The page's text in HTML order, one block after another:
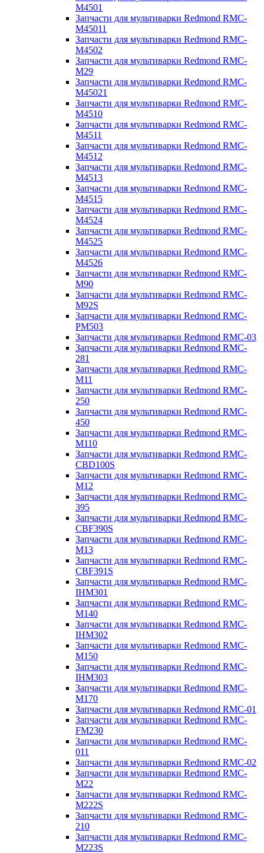
M4501
Запчасти для мультиварки Redmond RMC-
M45011
Запчасти для мультиварки Redmond RMC-
M4502
Запчасти для мультиварки Redmond RMC-
M29
Запчасти для мультиварки Redmond RMC-
M45021
Запчасти для мультиварки Redmond RMC-
M4510
Запчасти для мультиварки Redmond RMC-
M4511
Запчасти для мультиварки Redmond RMC-
M4512
Запчасти для мультиварки Redmond RMC-
M4513
Запчасти для мультиварки Redmond RMC-
M4515
Запчасти для мультиварки Redmond RMC-
M4524
Запчасти для мультиварки Redmond RMC-
M4525
Запчасти для мультиварки Redmond RMC-
M4526
Запчасти для мультиварки Redmond RMC-
M90
Запчасти для мультиварки Redmond RMC-
M92S
Запчасти для мультиварки Redmond RMC-
PM503
Запчасти для мультиварки Redmond RMC-03
Запчасти для мультиварки Redmond RMC-
281
Запчасти для мультиварки Redmond RMC-
M11
Запчасти для мультиварки Redmond RMC-
250
Запчасти для мультиварки Redmond RMC-
450
Запчасти для мультиварки Redmond RMC-
M110
Запчасти для мультиварки Redmond RMC-
CBD100S
Запчасти для мультиварки Redmond RMC-
M12
Запчасти для мультиварки Redmond RMC-
395
Запчасти для мультиварки Redmond RMC-
CBF390S
Запчасти для мультиварки Redmond RMC-
M13
Запчасти для мультиварки Redmond RMC-
CBF391S
Запчасти для мультиварки Redmond RMC-
IHM301
Запчасти для мультиварки Redmond RMC-
M140
Запчасти для мультиварки Redmond RMC-
IHM302
Запчасти для мультиварки Redmond RMC-
M150
Запчасти для мультиварки Redmond RMC-
IHM303
Запчасти для мультиварки Redmond RMC-
M170
Запчасти для мультиварки Redmond RMC-01
Запчасти для мультиварки Redmond RMC-
FM230
Запчасти для мультиварки Redmond RMC-
011
Запчасти для мультиварки Redmond RMC-02
Запчасти для мультиварки Redmond RMC-
M22
Запчасти для мультиварки Redmond RMC-
M222S
Запчасти для мультиварки Redmond RMC-
210
Запчасти для мультиварки Redmond RMC-
M223S